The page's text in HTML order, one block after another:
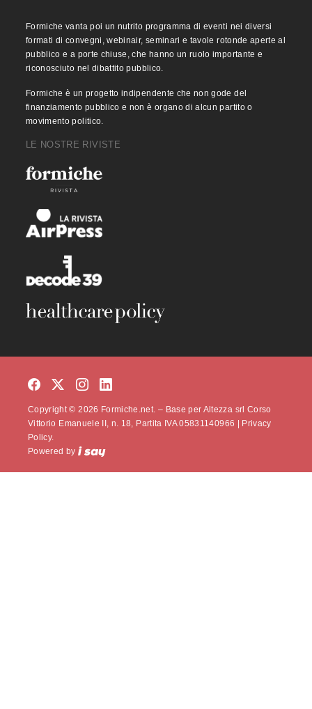
Formiche vanta poi un nutrito programma di eventi nei diversi
formati di convegni, webinair, seminari e tavole rotonde aperte al
pubblico e a porte chiuse, che hanno un ruolo importante e
riconosciuto nel dibattito pubblico.
Formiche è un progetto indipendente che non gode del
finanziamento pubblico e non è organo di alcun partito o
movimento politico.
LE NOSTRE RIVISTE
Copyright © 2026 Formiche.net. – Base per Altezza srl Corso
Vittorio Emanuele II, n. 18, Partita IVA 05831140966 | Privacy
Policy.
Powered by